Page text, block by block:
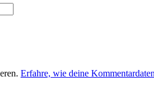
Erfahre, wie deine